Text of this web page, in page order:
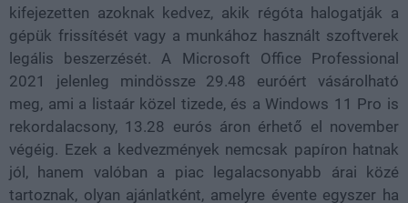
kifejezetten azoknak kedvez, akik régóta halogatják a
gépük frissítését vagy a munkához használt szoftverek
legális beszerzését. A Microsoft Office Professional
2021 jelenleg mindössze 29.48 euróért vásárolható
meg, ami a listaár közel tizede, és a Windows 11 Pro is
rekordalacsony, 13.28 eurós áron érhető el november
végéig. Ezek a kedvezmények nemcsak papíron hatnak
jól, hanem valóban a piac legalacsonyabb árai közé
tartoznak, olyan ajánlatként, amelyre évente egyszer ha